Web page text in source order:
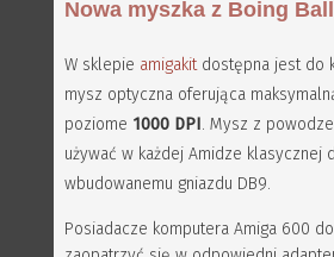
Nowa myszka z Boing Ball
W sklepie amigakitdostępna jest do
mysz optyczna oferująca
poziome 1000 DPI. Mysz z
używać w każdej Amidze klasycznej
wbudowanemu gniazdu DB9.
Posiadacze komputera Amiga 600